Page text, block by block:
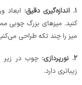
۱. اندازه‌گیری دقیق: ابعاد
کنید. میزهای بزرگ چوبی
میز را چند تکه طراحی
۲.نورپردازی: چوب در زیر
زیباتری دارد.